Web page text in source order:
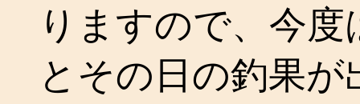
りますので、今
とその日の釣果